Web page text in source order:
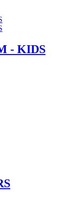
- KIDS